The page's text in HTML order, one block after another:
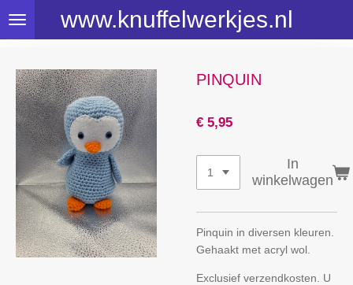
Ga
de
hoofdinhoud
www.knuffelwerkjes.nl
PINQUIN
€ 5,95
In
winkelwagen
Pinquin in diversen kleuren.
Gehaakt met acryl wol.
Exclusief verzendkosten. U